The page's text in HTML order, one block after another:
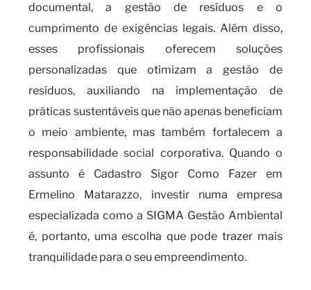
documental, a gestão de resíduos e o
cumprimento de exigências legais. Além disso,
esses profissionais oferecem soluções
personalizadas que otimizam a gestão de
resíduos, auxiliando na implementação de
práticas sustentáveis que não apenas beneficiam
o meio ambiente, mas também fortalecem a
responsabilidade social corporativa. Quando o
assunto é Cadastro Sigor Como Fazer em
Ermelino Matarazzo, investir numa empresa
especializada como a SIGMA Gestão Ambiental
é, portanto, uma escolha que pode trazer mais
tranquilidade para o seu empreendimento.